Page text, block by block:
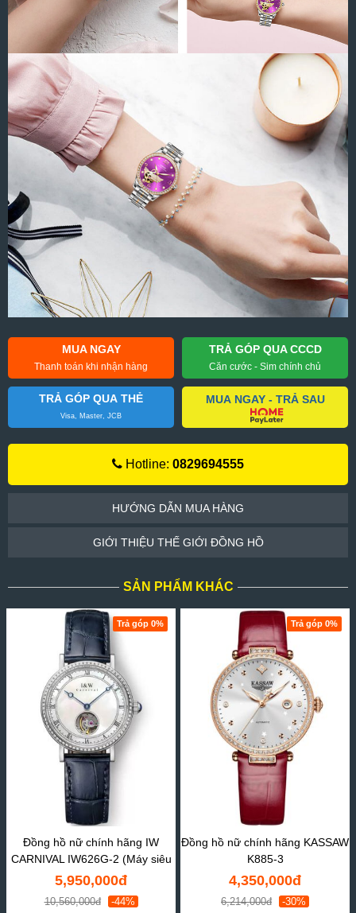
MUA NGAY
Thanh toán khi nhận hàng
TRẢ GÓP QUA CCCD
Căn cước - Sim chính chủ
TRẢ GÓP QUA THẺ
Visa, Master, JCB
MUA NGAY - TRẢ SAU
Hotline: 0829694555
HƯỚNG DẪN MUA HÀNG
GIỚI THIỆU THẾ GIỚI ĐỒNG HỒ
SẢN PHẨM KHÁC
Trả góp 0%
Đồng hồ nữ chính hãng IW
CARNIVAL IW626G-2 (Máy siêu
mỏng)
5,950,000đ
10,560,000đ -44%
Trả góp 0%
Đồng hồ nữ chính hãng KASSAW
K885-3
4,350,000đ
6,214,000đ -30%